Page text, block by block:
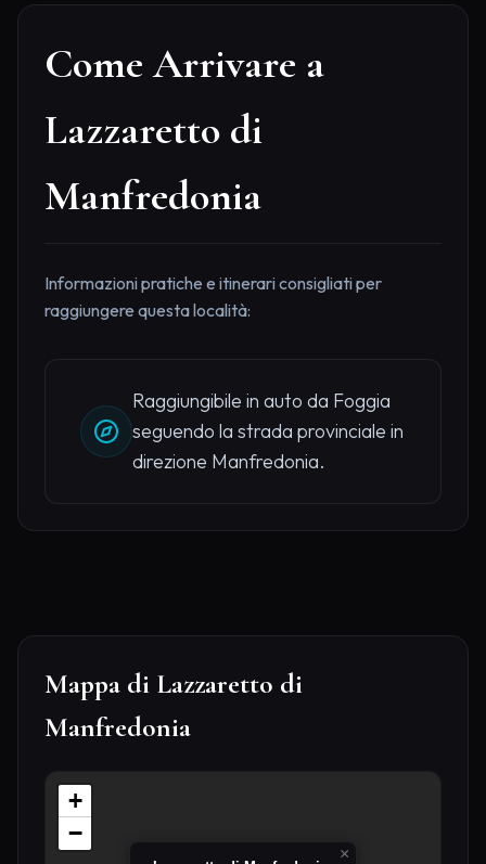
Come Arrivare a
Lazzaretto di
Manfredonia
Informazioni pratiche e itinerari consigliati per
raggiungere questa località:
Raggiungibile in auto da Foggia
seguendo la strada provinciale in
direzione Manfredonia.
Mappa di Lazzaretto di
Manfredonia
×
+
−